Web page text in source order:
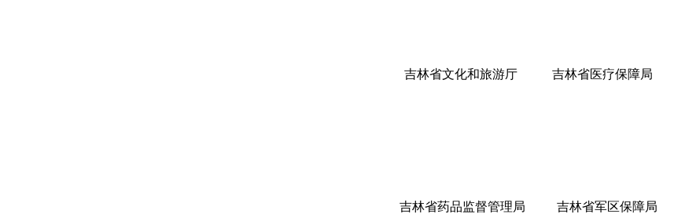
吉林省文化和旅游厅 吉林省医疗保障局
吉林省药品监督管理局 吉林省军区保障局